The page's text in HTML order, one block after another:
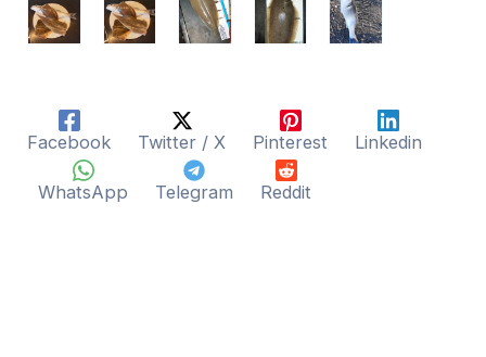
Facebook Twitter / X Pinterest Linkedin
WhatsApp Telegram Reddit